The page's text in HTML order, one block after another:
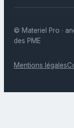
© Materiel Pro ·
des PME
Mentions légales